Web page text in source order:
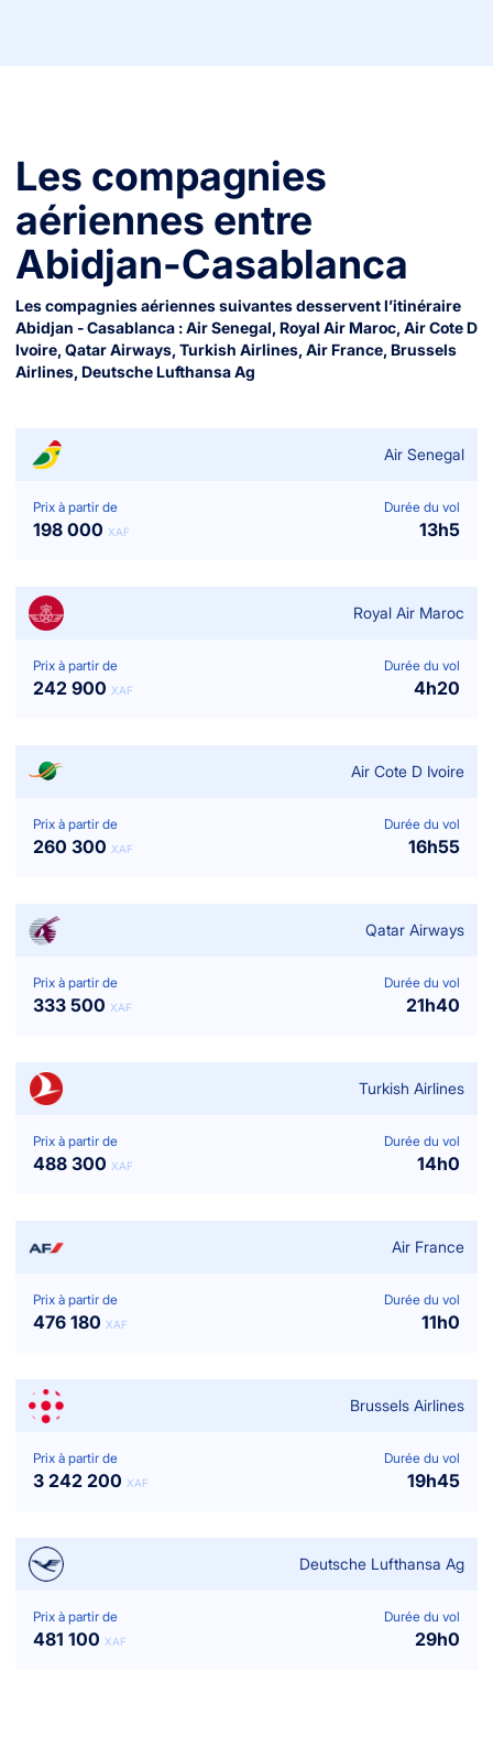
Les compagnies
aériennes entre
Abidjan-Casablanca
Les compagnies aériennes suivantes desservent l’itinéraire
Abidjan -Casablanca :Air Senegal, Royal Air Maroc, Air Cote D
Ivoire, Qatar Airways, Turkish Airlines, Air France, Brussels
Airlines, Deutsche Lufthansa Ag
Air Senegal
Prix à partir de
198 000 XAF
Durée du vol
13h5
Royal Air Maroc
Prix à partir de
242 900 XAF
Durée du vol
4h20
Air Cote D Ivoire
Prix à partir de
260 300 XAF
Durée du vol
16h55
Qatar Airways
Prix à partir de
333 500 XAF
Durée du vol
21h40
Turkish Airlines
Prix à partir de
488 300 XAF
Durée du vol
14h0
Air France
Prix à partir de
476 180 XAF
Durée du vol
11h0
Brussels Airlines
Prix à partir de
3 242 200 XAF
Durée du vol
19h45
Deutsche Lufthansa Ag
Prix à partir de
481 100 XAF
Durée du vol
29h0